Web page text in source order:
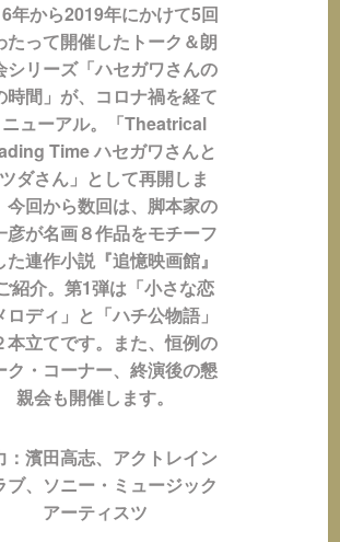
年から2019年にかけて5回
たって開催したトーク＆朗
シリーズ「ハセガワさんの
時間」が、コロナ禍を経て
ニューアル。「Theatrical
Time ハセガワさんと
ダさん」として再開しま
今回から数回は、脚本家の
彦が名画８作品をモチーフ
た連作小説『追憶映画館』
紹介。第1弾は「小さな恋
ロディ」と「ハチ公物語」
本立てです。また、恒例の
ク・コーナー、終演後の懇
親会も開催します。
：濱田高志、アクトレイン
ブ、ソニー・ミュージック
アーティスツ